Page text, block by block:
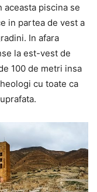
aceasta piscina se
in partea de vest a
In afara
la est-vest de
100 de metri insa
cu toate ca